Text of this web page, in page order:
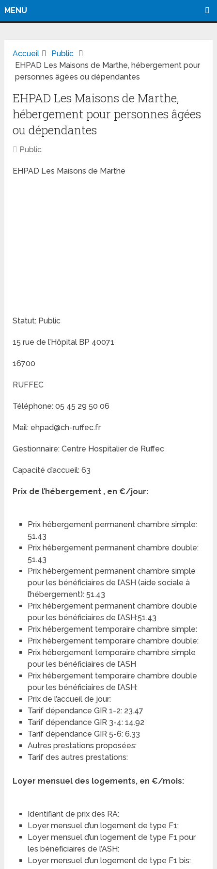
MENU
Accueil
Public
EHPAD Les Maisons de Marthe, hébergement pour
personnes âgées ou dépendantes
EHPAD Les Maisons de Marthe,
hébergement pour personnes âgées
ou dépendantes
Public
EHPAD Les Maisons de Marthe
Statut: Public
15 rue de l’Hôpital BP 40071
16700
RUFFEC
Téléphone: 05 45 29 50 06
Mail: ehpad@ch-ruffec.fr
Gestionnaire: Centre Hospitalier de Ruffec
Capacité d’accueil: 63
Prix de l’hébergement , en €/jour:
Prix hébergement permanent chambre simple:
51.43
Prix hébergement permanent chambre double:
51.43
Prix hébergement permanent chambre simple
pour les bénéficiaires de l’ASH (aide sociale à
l’hébergement): 51.43
Prix hébergement permanent chambre double
pour les bénéficiaires de l’ASH:51.43
Prix hébergement temporaire chambre simple:
Prix hébergement temporaire chambre double:
Prix hébergement temporaire chambre simple
pour les bénéficiaires de l’ASH
Prix hébergement temporaire chambre double
pour les bénéficiaires de l’ASH:
Prix de l’accueil de jour:
Tarif dépendance GIR 1-2: 23.47
Tarif dépendance GIR 3-4: 14.92
Tarif dépendance GIR 5-6: 6.33
Autres prestations proposées:
Tarif des autres prestations:
Loyer mensuel des logements, en €/mois:
Identifiant de prix des RA:
Loyer mensuel d’un logement de type F1:
Loyer mensuel d’un logement de type F1 pour
les bénéficiaires de l’ASH:
Loyer mensuel d’un logement de type F1 bis: